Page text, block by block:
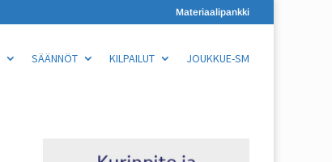
Materiaalipankki
SÄÄNNÖT KILPAILUT JOUKKUE-SM